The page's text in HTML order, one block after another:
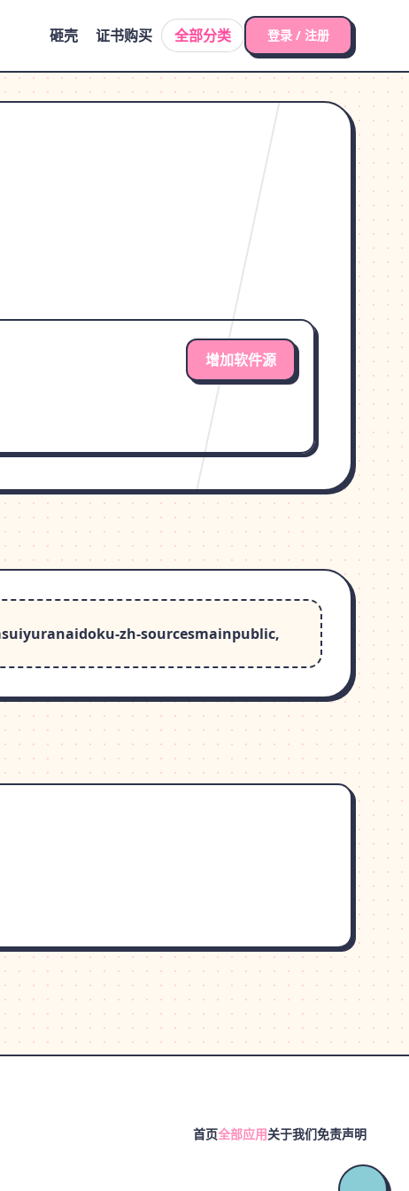
砸壳 证书购买 全部分类 登录 / 注册
增加软件源
zh-sourcesmainpublic,
首页全部应用关于我们免责声明